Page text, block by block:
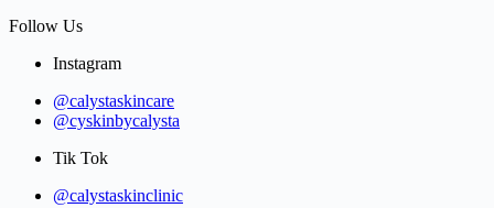
Follow Us
Instagram
@calystaskincare
@cyskinbycalysta
Tik Tok
@calystaskinclinic